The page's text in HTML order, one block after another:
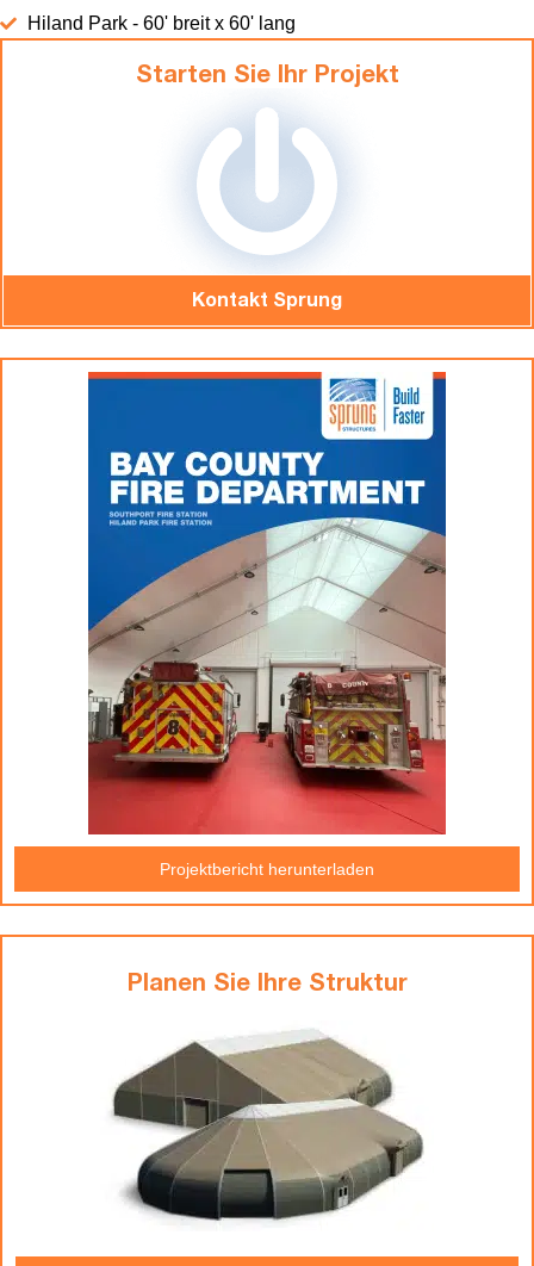
Hiland Park - 60' breit x 60' lang
Starten Sie Ihr Projekt
Kontakt Sprung
Projektbericht herunterladen
Planen Sie Ihre Struktur